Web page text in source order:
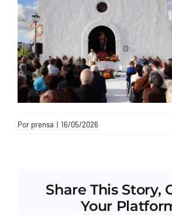
CONTACTO
Por prensa | 16/05/2026
Share This Story,
Your